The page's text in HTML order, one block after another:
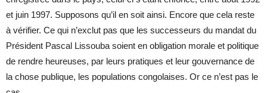
et juin 1997. Supposons qu’il en soit ainsi. Encore que cela reste
à vérifier. Ce qui n’exclut pas que les successeurs du mandat du
Président Pascal Lissouba soient en obligation morale et politique
de rendre heureuses, par leurs pratiques et leur gouvernance de
la chose publique, les populations congolaises. Or ce n’est pas le